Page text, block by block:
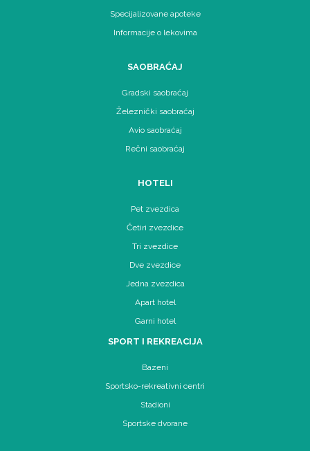
Specijalizovane apoteke
Informacije o lekovima
SAOBRAĆAJ
Gradski saobraćaj
Železnički saobraćaj
Avio saobraćaj
Rečni saobraćaj
HOTELI
Pet zvezdica
Četiri zvezdice
Tri zvezdice
Dve zvezdice
Jedna zvezdica
Apart hotel
Garni hotel
SPORT I REKREACIJA
Bazeni
Sportsko-rekreativni centri
Stadioni
Sportske dvorane